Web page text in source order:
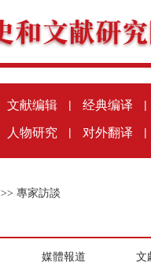
文献编辑 | 经典编译 |
人物研究 | 对外翻译 |
>> 專家訪談
媒體報道 文